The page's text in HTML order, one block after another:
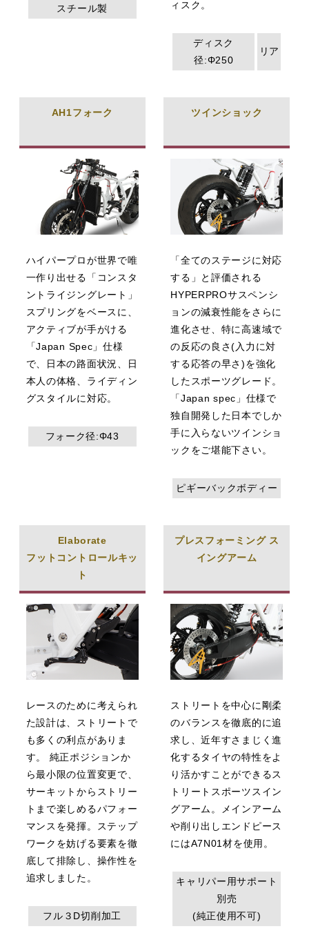
スチール製 ィスク。
ディスク
径:Φ250
リア
AH1フォーク
ハイパープロが世界で唯
一作り出せる「コンスタ
ントライジングレート」
スプリングをベースに、
アクティブが手がける
「Japan Spec」仕様
で、日本の路面状況、日
本人の体格、ライディン
グスタイルに対応。
フォーク径:Φ43
ツインショック
「全てのステージに対応
する」と評価される
HYPERPROサスペンシ
ョンの減衰性能をさらに
進化させ、特に高速域で
の反応の良さ(入力に対
する応答の早さ)を強化
したスポーツグレード。
「Japan spec」仕様で
独自開発した日本でしか
手に入らないツインショ
ックをご堪能下さい。
ピギーバックボディー
Elaborate
フットコントロールキッ
ト
レースのために考えられ
た設計は、ストリートで
も多くの利点がありま
す。 純正ポジションか
ら最小限の位置変更で、
サーキットからストリー
トまで楽しめるパフォー
マンスを発揮。ステップ
ワークを妨げる要素を徹
底して排除し、操作性を
追求しました。
フル３D切削加工
プレスフォーミング ス
イングアーム
ストリートを中心に剛柔
のバランスを徹底的に追
求し、近年すさまじく進
化するタイヤの特性をよ
り活かすことができるス
トリートスポーツスイン
グアーム。メインアーム
や削り出しエンドピース
にはA7N01材を使用。
キャリパー用サポート
別売
(純正使用不可)